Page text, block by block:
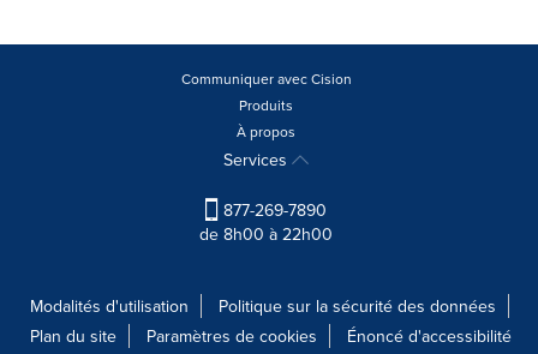
Communiquer avec Cision
Produits
À propos
Services
877-269-7890
de 8h00 à 22h00
Modalités d'utilisation
Politique sur la sécurité des données
Plan du site
Paramètres de cookies Énoncé d'accessibilité